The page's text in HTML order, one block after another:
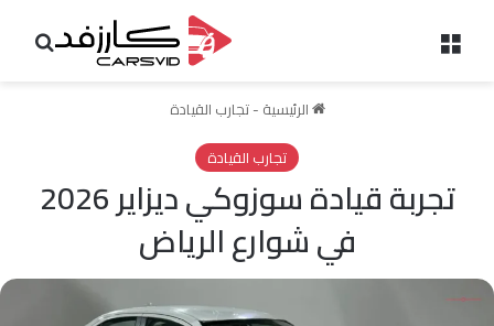
الرئيسية -تجارب القيادة
تجارب القيادة
تجربة قيادة سوزوكي ديزاير 2026
في شوارع الرياض